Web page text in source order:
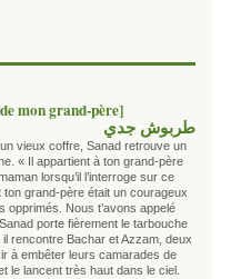
mon grand-père]
طربوش جدي
vieux coffre, Sanad retrouve un
« Il appartient à ton grand-père
lorsqu’il l’interroge sur ce
grand-père était un courageux
opprimés. Nous t’avons appelé
porte fièrement le tarbouche
rencontre Bachar et Azzam, deux
à embêter leurs camarades de
le lancent très haut dans le ciel.